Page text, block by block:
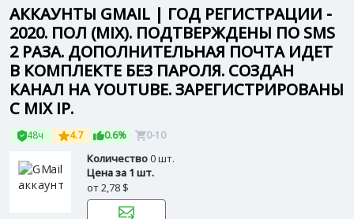
АККАУНТЫ GMAIL | ГОД РЕГИСТРАЦИИ -
2020. ПОЛ (MIX). ПОДТВЕРЖДЕНЫ ПО SMS
2 РАЗА. ДОПОЛНИТЕЛЬНАЯ ПОЧТА ИДЕТ
В КОМПЛЕКТЕ БЕЗ ПАРОЛЯ. СОЗДАН
КАНАЛ НА YOUTUBE. ЗАРЕГИСТРИРОВАНЫ
С MIX IP.
48ч 4.7 0.6% 0-10
Количество0 шт.
Цена за 1 шт.
от2,78 $